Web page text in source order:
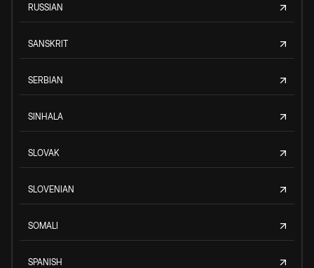
RUSSIAN
SANSKRIT
SERBIAN
SINHALA
SLOVAK
SLOVENIAN
SOMALI
SPANISH